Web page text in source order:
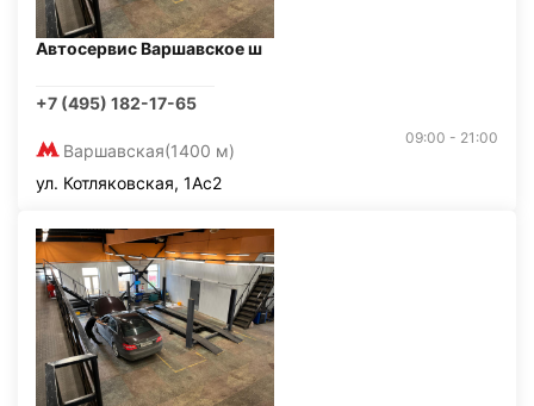
Автосервис Варшавское ш
+7 (495) 182-17-65
Варшавская(1400 м)
09:00 - 21:00
ул. Котляковская, 1Ас2